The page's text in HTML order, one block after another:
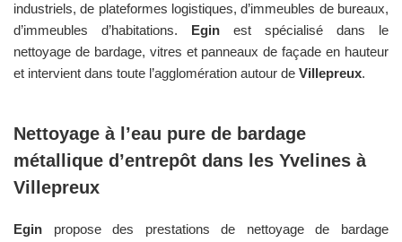
industriels, de plateformes logistiques, d’immeubles de bureaux,
d’immeubles d’habitations. Egin est spécialisé dans le
nettoyage de bardage, vitres et panneaux de façade en hauteur
et intervient dans toute l’agglomération autour de Villepreux.
Nettoyage à l’eau pure de bardage
métallique d’entrepôt dans les Yvelines à
Villepreux
Egin propose des prestations de nettoyage de bardage